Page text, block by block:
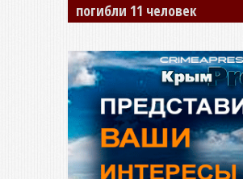
сбил двух детей на «зебре»